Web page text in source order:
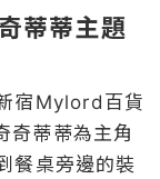
蒂蒂主題
宿Mylord百貨
奇蒂蒂為主角
餐桌旁邊的裝